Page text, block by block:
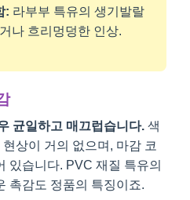
: 라부부 특유의 생기발랄
나 흐리멍덩한 인상.
균일하고 매끄럽습니다. 색
상이 거의 없으며, 마감 코
있습니다. PVC 재질 특유의
촉감도 정품의 특징이죠.